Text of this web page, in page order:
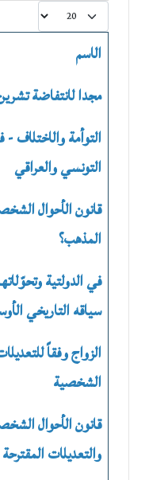
عدد الإظهارات:
الاسم
مجدا لانتفاضة
التوأمة والاختلاف
التونسي والعراقي
قانون الأحوال
المذهب؟
في الدولتية
سياقه التاريخي
الزواج وفقاً
الشخصية
والتعديلات المقترحة